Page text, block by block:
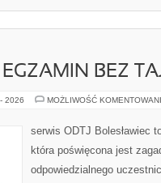
EGZAMIN BEZ
2026 MOŻLIWOŚĆ
serwis ODTJ Bolesławiec
która poświęcona jest
odpowiedzialnego